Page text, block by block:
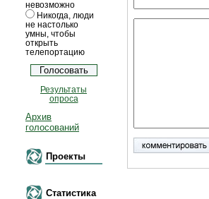
невозможно
Никогда, люди
не настолько
умны, чтобы
открыть
телепортацию
Результаты
опроса
Архив
голосований
Проекты
Статистика